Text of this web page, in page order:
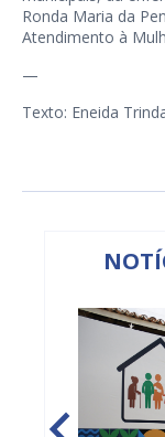
Ronda Maria da
Atendimento à
—
Texto: Eneida